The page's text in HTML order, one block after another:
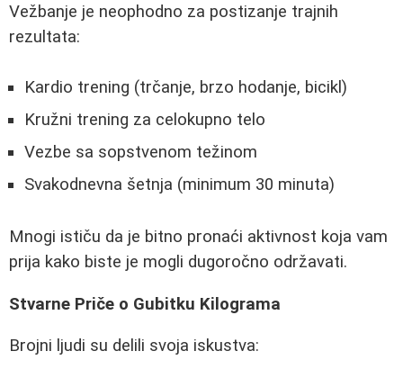
Vežbanje je neophodno za postizanje trajnih
rezultata:
Kardio trening (trčanje, brzo hodanje, bicikl)
Kružni trening za celokupno telo
Vezbe sa sopstvenom težinom
Svakodnevna šetnja (minimum 30 minuta)
Mnogi ističu da je bitno pronaći aktivnost koja vam
prija kako biste je mogli dugoročno održavati.
Stvarne Priče o Gubitku Kilograma
Brojni ljudi su delili svoja iskustva: